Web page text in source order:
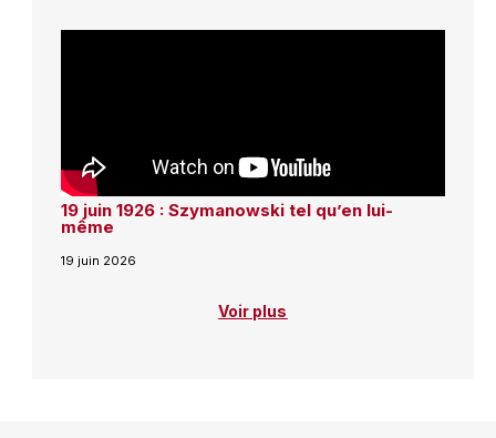
19 juin 1926 : Szymanowski tel qu’en lui-
même
19 juin 2026
Voir plus